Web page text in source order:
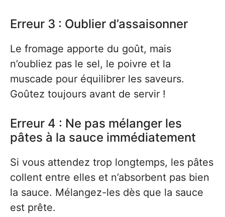
Erreur 3 : Oublier d’assaisonner
Le fromage apporte du goût, mais
n’oubliez pas le sel, le poivre et la
muscade pour équilibrer les saveurs.
Goûtez toujours avant de servir !
Erreur 4 : Ne pas mélanger les
pâtes à la sauce immédiatement
Si vous attendez trop longtemps, les pâtes
collent entre elles et n’absorbent pas bien
la sauce. Mélangez-les dès que la sauce
est prête.